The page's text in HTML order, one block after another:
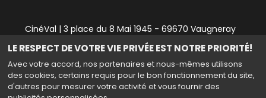
LE RESPECT DE VOTRE VIE PRIVÉE EST NOTRE PRIORITÉ!
Avec votre accord, nos partenaires et nous-mêmes utilisons
des cookies, certains requis pour le bon fonctionnement du site,
d'autres pour mesurer votre activité et vous fournir des
CinéVal | 3 place du 8 Mai 1945 - 69670 Vaugneray
|Mentions légales|Contact|RGPD| Tel : 04 78 45 94